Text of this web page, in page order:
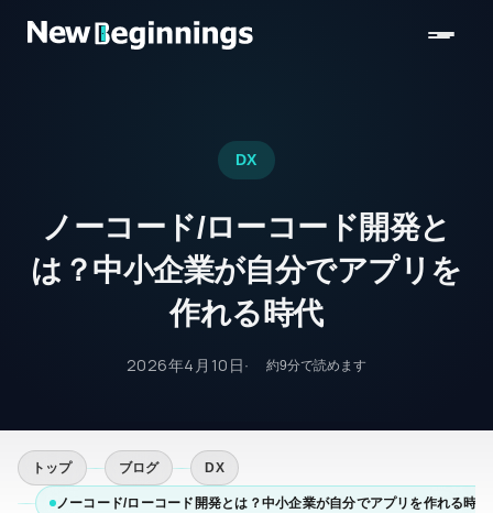
DX
ノーコード/ローコード開発と
は？中小企業が自分でアプリを
作れる時代
2026年4月10日 約9分で読めます
トップ ブログ DX
ノーコード/ローコード開発とは？中小企業が自分でアプリを作れる時代